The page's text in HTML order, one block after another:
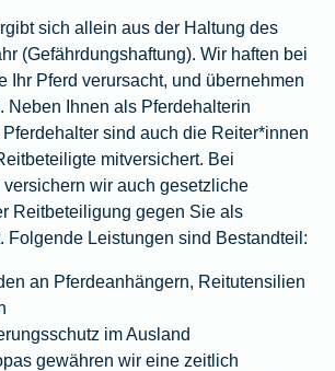
sich allein aus der Haltung des
(Gefährdungshaftung). Wir haften bei
Ihr Pferd verursacht, und übernehmen
Neben Ihnen als Pferdehalterin
sind auch die Reiter*innen
mitversichert. Bei
wir auch gesetzliche
Reitbeteiligung gegen Sie als
Folgende Leistungen sind Bestandteil:
an Pferdeanhängern, Reitutensilien
im Ausland
gewähren wir eine zeitlich